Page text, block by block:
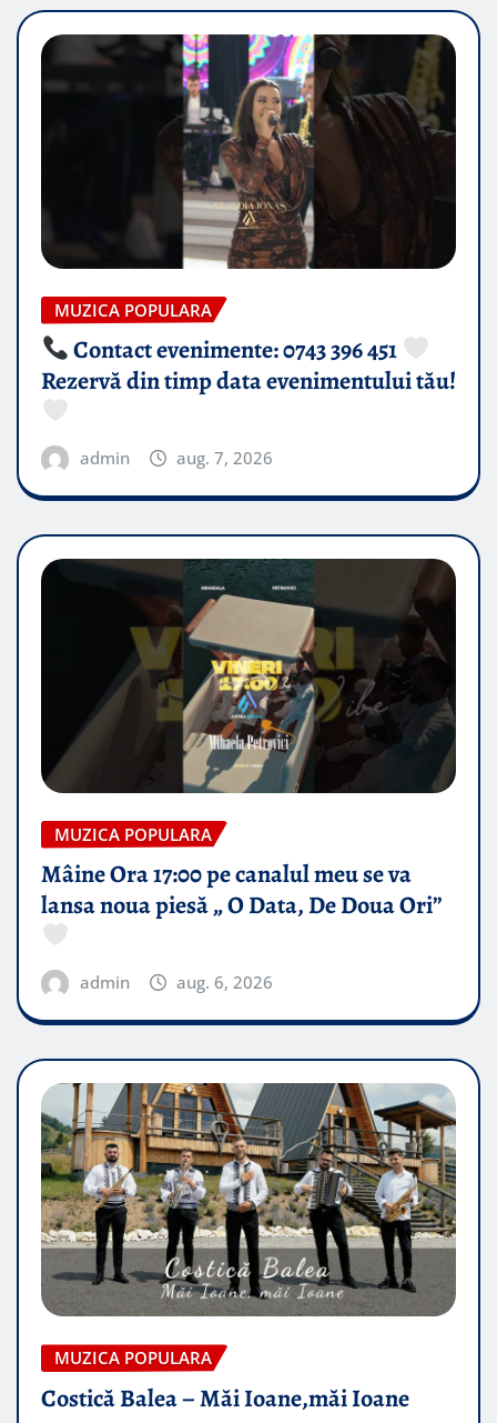
MUZICA POPULARA
Contact evenimente: 0743 396 451
Rezervă din timp data evenimentului tău!
admin aug. 7, 2026
MUZICA POPULARA
Mâine Ora 17:00 pe canalul meu se va
lansa noua piesă „ O Data, De Doua Ori”
admin aug. 6, 2026
MUZICA POPULARA
Costică Balea – Măi Ioane,măi Ioane